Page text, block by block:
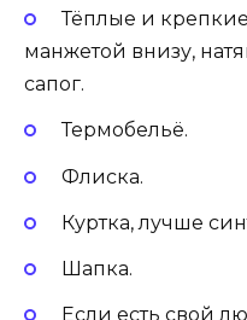
Тёплые и
манжетой внизу,
сапог.
Термобельё.
Флиска.
Куртка, лучше
Шапка.
Если есть свой